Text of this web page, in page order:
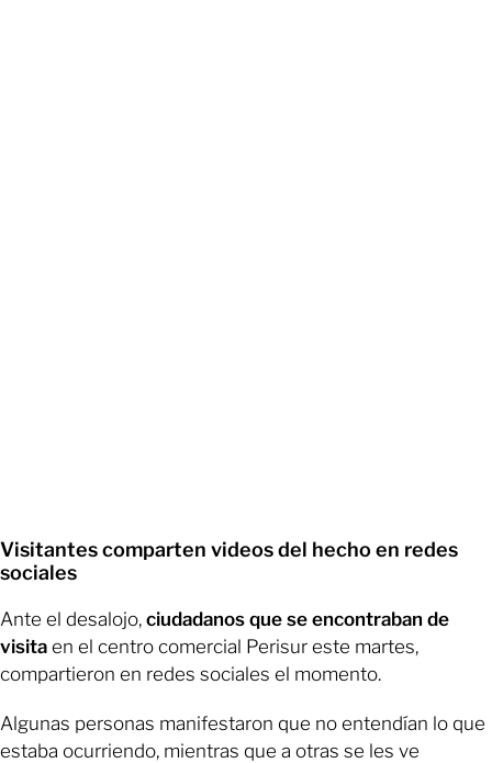
Visitantes comparten videos del hecho en redes
sociales
Ante el desalojo, ciudadanos que se encontraban de
visita en el centro comercial Perisur este martes,
compartieron en redes sociales el momento.
Algunas personas manifestaron que no entendían lo que
estaba ocurriendo, mientras que a otras se les ve